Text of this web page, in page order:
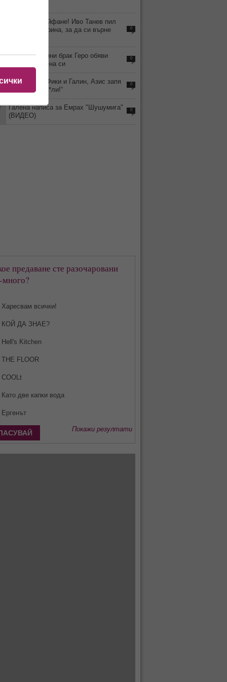
Смрад и драйфане! Иво Танев пил
магарешка урина, за да си върне
0
След 18 години брак Геро обяви
развода с жена си
0
На фона на Фики и Галин, Азис запя
„Аман от пед*ли!“
0
Галена написа за Емрах "Шушумига"
(ВИДЕО)
0
предаване сте разочаровани
много?
Харесвам всички!
КОЙ ДА ЗНАЕ?
Hell's Kitchen
THE FLOOR
COOLt
Като две капки вода
Ергенът
Покажи резултати